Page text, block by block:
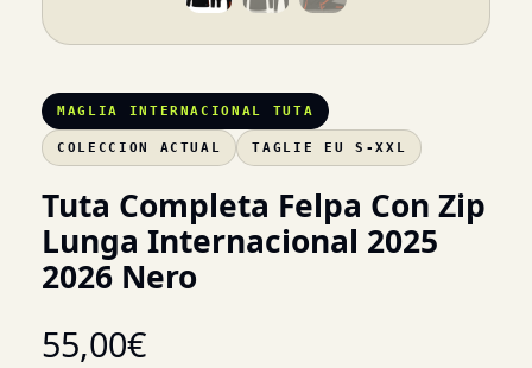
MAGLIA INTERNACIONAL TUTA
COLECCION ACTUAL TAGLIE EU S-XXL
Tuta Completa Felpa Con Zip
Lunga Internacional 2025
2026 Nero
55,00€